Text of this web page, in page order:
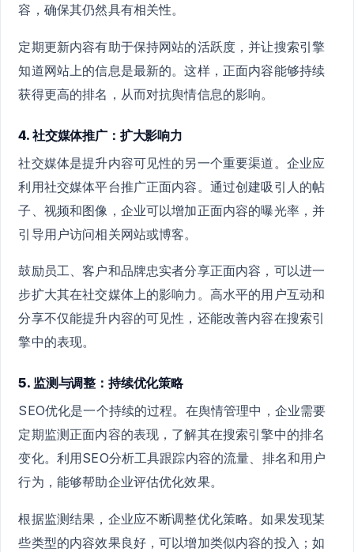
容，确保其仍然具有相关性。
定期更新内容有助于保持网站的活跃度，并让搜索引擎
知道网站上的信息是最新的。这样，正面内容能够持续
获得更高的排名，从而对抗舆情信息的影响。
4. 社交媒体推广：扩大影响力
社交媒体是提升内容可见性的另一个重要渠道。企业应
利用社交媒体平台推广正面内容。通过创建吸引人的帖
子、视频和图像，企业可以增加正面内容的曝光率，并
引导用户访问相关网站或博客。
鼓励员工、客户和品牌忠实者分享正面内容，可以进一
步扩大其在社交媒体上的影响力。高水平的用户互动和
分享不仅能提升内容的可见性，还能改善内容在搜索引
擎中的表现。
5. 监测与调整：持续优化策略
SEO优化是一个持续的过程。在舆情管理中，企业需要
定期监测正面内容的表现，了解其在搜索引擎中的排名
变化。利用SEO分析工具跟踪内容的流量、排名和用户
行为，能够帮助企业评估优化效果。
根据监测结果，企业应不断调整优化策略。如果发现某
些类型的内容效果良好，可以增加类似内容的投入；如